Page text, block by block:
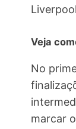
Veja
No
marcar